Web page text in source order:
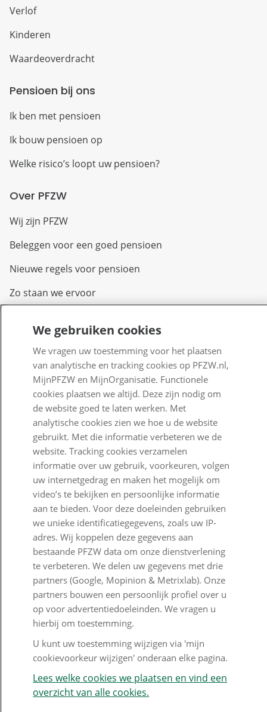
Verlof
Kinderen
Waardeoverdracht
Pensioen bij ons
Ik ben met pensioen
Ik bouw pensioen op
Welke risico’s loopt uw pensioen?
Over PFZW
Wij zijn PFZW
Beleggen voor een goed pensioen
Nieuwe regels voor pensioen
Zo staan we ervoor
Voor de pers
PFZW Dichtbij
Werken bij PFZW
Responsible disclosure
Digitale toegankelijkheid
Goed Bezig
Klantenservice
Veelgestelde vragen
Klachtenregeling
Nieuwsbrief
Digitale post
Formulieren
Disclaimer en copyright
We gebruiken cookies
We vragen uw toestemming voor het plaatsen
van analytische en tracking cookies op PFZW.nl,
MijnPFZW en MijnOrganisatie. Functionele
cookies plaatsen we altijd. Deze zijn nodig om
de website goed te laten werken. Met
analytische cookies zien we hoe u de website
gebruikt. Met die informatie verbeteren we de
website. Tracking cookies verzamelen
informatie over uw gebruik, voorkeuren, volgen
uw internetgedrag en maken het mogelijk om
video’s te bekijken en persoonlijke informatie
aan te bieden. Voor deze doeleinden gebruiken
we unieke identificatiegegevens, zoals uw IP-
adres. Wij koppelen deze gegevens aan
bestaande PFZW data om onze dienstverlening
te verbeteren. We delen uw gegevens met drie
partners (Google, Mopinion & Metrixlab). Onze
partners bouwen een persoonlijk profiel over u
op voor advertentiedoeleinden. We vragen u
hierbij om toestemming.
U kunt uw toestemming wijzigen via 'mijn
cookievoorkeur wijzigen' onderaan elke pagina.
Lees welke cookies we plaatsen en vind een
overzicht van alle cookies.